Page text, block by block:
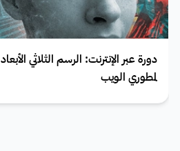
دورة عبر الإنترنت: الرسم الثلاثي الأبعاد
لمطوري الويب